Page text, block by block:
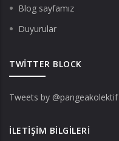
Blog sayfamız
Duyurular
TWITTER BLOCK
Tweets by @pangeakolektif
İLETIŞIM BILGILERI